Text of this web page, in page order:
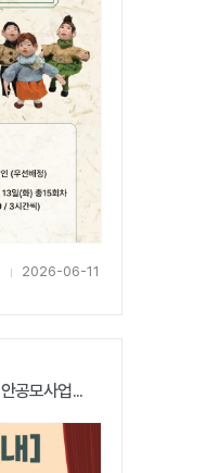
2026-06-11
공모사업...